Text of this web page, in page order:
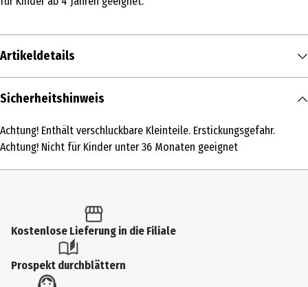
Artikeldetails
Inhalt
Produkttyp
Artikelnummer des Herstellers
Hersteller
Sicherheitshinweis
Achtung! Enthält verschluckbare Kleinteile. Erstickungsgefahr.
Achtung! Nicht für Kinder unter 36 Monaten geeignet
Kostenlose Lieferung in die Filiale
Prospekt durchblättern